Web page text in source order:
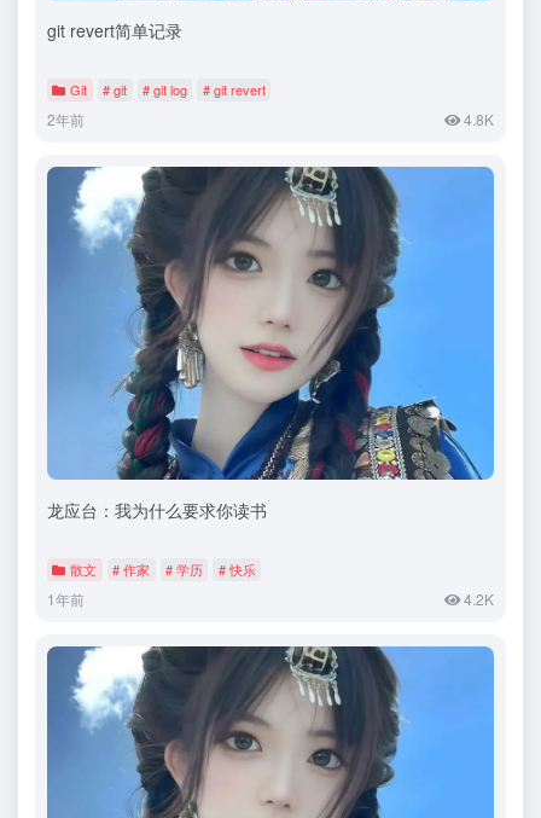
git revert简单记录
Git # git # git log # git revert
2年前 4.8K
龙应台：我为什么要求你读书
散文 # 作家 # 学历 # 快乐
1年前 4.2K